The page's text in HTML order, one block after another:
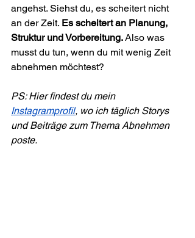
angehst. Siehst du, es scheitert nicht
an der Zeit. Es scheitert an Planung,
Struktur und Vorbereitung. Also was
musst du tun, wenn du mit wenig Zeit
abnehmen möchtest?
PS: Hier findest du mein
Instagramprofil, wo ich täglich Storys
und Beiträge zum Thema Abnehmen
poste.